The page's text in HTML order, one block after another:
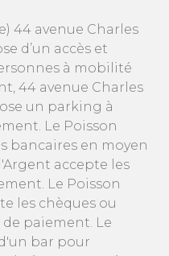
44 avenue Charles
d’un accès et
à mobilité
44 avenue Charles
un parking à
Le Poisson
bancaires en moyen
accepte les
Le Poisson
les chèques ou
paiement. Le
bar pour